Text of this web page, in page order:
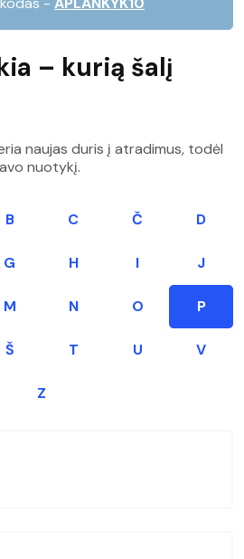
– kurią šalį
naujas duris į atradimus, todėl
nuotykį.
B C Č D
G H I J
M N O P
Š T U V
Z